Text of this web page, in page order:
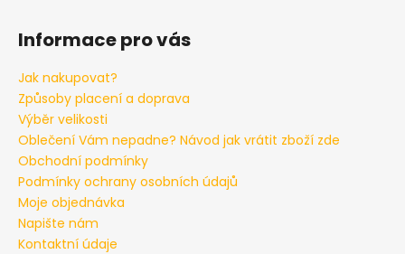
Informace pro vás
Jak nakupovat?
Způsoby placení a doprava
Výběr velikosti
Oblečení Vám nepadne? Návod jak vrátit zboží zde
Obchodní podmínky
Podmínky ochrany osobních údajů
Moje objednávka
Napište nám
Kontaktní údaje